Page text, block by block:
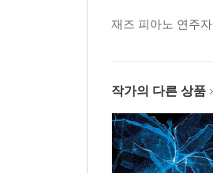
재즈 피아노 연주자
작가의 다른 상품